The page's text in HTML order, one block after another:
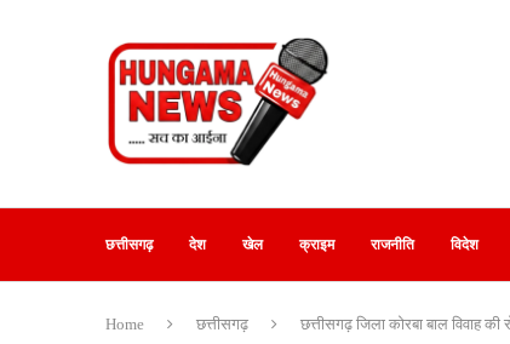
छत्तीसगढ़ देश खेल क्राइम राजनीति विदेश
Home छत्तीसगढ़ छत्तीसगढ़ जिला कोरबा बाल